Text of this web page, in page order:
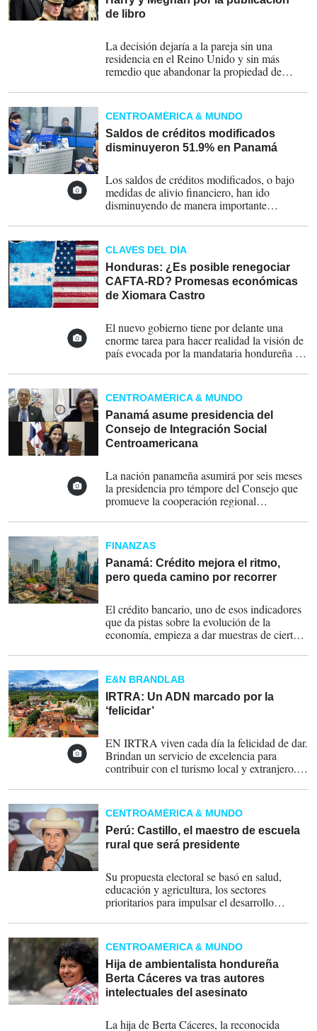
de libro
La decisión dejaría a la pareja sin una
residencia en el Reino Unido y sin más
remedio que abandonar la propiedad de
CENTROAMÉRICA & MUNDO
Saldos de créditos modificados
disminuyeron 51.9% en Panamá
Los saldos de créditos modificados, o bajo
medidas de alivio financiero, han ido
disminuyendo de manera importante
Panamá
CLAVES DEL DÍA
Honduras: ¿Es posible renegociar
CAFTA-RD? Promesas económicas
de Xiomara Castro
El nuevo gobierno tiene por delante una
enorme tarea para hacer realidad la visión de
país evocada por la mandataria hondureña en
CENTROAMÉRICA & MUNDO
Panamá asume presidencia del
Consejo de Integración Social
Centroamericana
La nación panameña asumirá por seis meses
la presidencia pro témpore del Consejo que
promueve la cooperación regional
FINANZAS
Panamá: Crédito mejora el ritmo,
pero queda camino por recorrer
El crédito bancario, uno de esos indicadores
que da pistas sobre la evolución de la
economía, empieza a dar muestras de cierto
paulatina retirada de restricciones sobre la
economía.
E&N BRANDLAB
IRTRA: Un ADN marcado por la
‘felicidar’
EN IRTRA viven cada día la felicidad de dar.
Brindan un servicio de excelencia para
contribuir con el turismo local y extranjero.
momentos de sana diversión y esparcimiento
a sus visitantes.
CENTROAMÉRICA & MUNDO
Perú: Castillo, el maestro de escuela
rural que será presidente
Su propuesta electoral se basó en salud,
educación y agricultura, los sectores
prioritarios para impulsar el desarrollo
un año
CENTROAMÉRICA & MUNDO
Hija de ambientalista hondureña
Berta Cáceres va tras autores
intelectuales del asesinato
La hija de Berta Cáceres, la reconocida